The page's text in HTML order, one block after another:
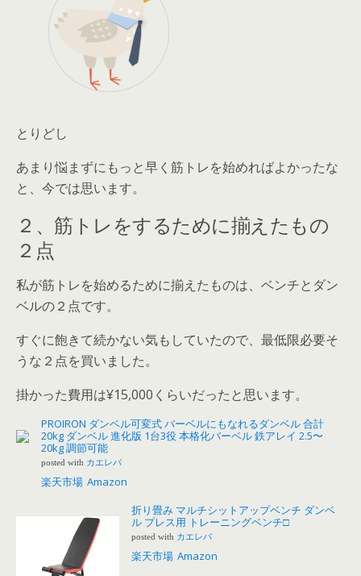
とりどし
あまり悩まずにもっと早く筋トレを始めればよかったな
と、今では思います。
２、筋トレをするために揃えたもの
２点
私が筋トレを始めるために揃えたものは、 ベンチとダン
ベルの２点です。
すぐに飽きて続かない気もしていたので、最低限必要そ
うな２点を買いました。
掛かった費用は¥15,000くらいだったと思います。
PROIRON ダンベル可変式 バーベルにもなれるダンベル 合計
20kg ダンベル 進化版 1台3役 本格化バーベル 鉄アレイ 2.5〜
20kg 調節可能
posted with カエレバ
楽天市場 Amazon
折り畳み マルチシットアップベンチ ダンベ
ル プレス用 トレーニングベンチ□
posted with カエレバ
楽天市場 Amazon